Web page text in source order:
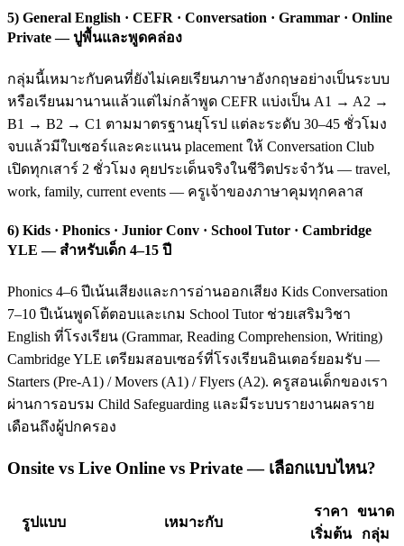
5) General English · CEFR · Conversation · Grammar · Online
Private — ปูพื้นและพูดคล่อง
กลุ่มนี้เหมาะกับคนที่ยังไม่เคยเรียนภาษาอังกฤษอย่างเป็นระบบ
หรือเรียนมานานแล้วแต่ไม่กล้าพูด CEFR แบ่งเป็น A1 → A2 →
B1 → B2 → C1 ตามมาตรฐานยุโรป แต่ละระดับ 30–45 ชั่วโมง
จบแล้วมีใบเซอร์และคะแนน placement ให้ Conversation Club
เปิดทุกเสาร์ 2 ชั่วโมง คุยประเด็นจริงในชีวิตประจำวัน — travel,
work, family, current events — ครูเจ้าของภาษาคุมทุกคลาส
6) Kids · Phonics · Junior Conv · School Tutor · Cambridge
YLE — สำหรับเด็ก 4–15 ปี
Phonics 4–6 ปีเน้นเสียงและการอ่านออกเสียง Kids Conversation
7–10 ปีเน้นพูดโต้ตอบและเกม School Tutor ช่วยเสริมวิชา
English ที่โรงเรียน (Grammar, Reading Comprehension, Writing)
Cambridge YLE เตรียมสอบเซอร์ที่โรงเรียนอินเตอร์ยอมรับ —
Starters (Pre-A1) / Movers (A1) / Flyers (A2). ครูสอนเด็กของเรา
ผ่านการอบรม Child Safeguarding และมีระบบรายงานผลราย
เดือนถึงผู้ปกครอง
Onsite vs Live Online vs Private — เลือกแบบไหน?
รูปแบบ เหมาะกับ
ราคา
เริ่มต้น
ขนาด
กลุ่ม